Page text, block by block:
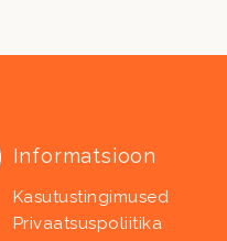
Informatsioon
Kasutustingimused
Privaatsuspoliitika